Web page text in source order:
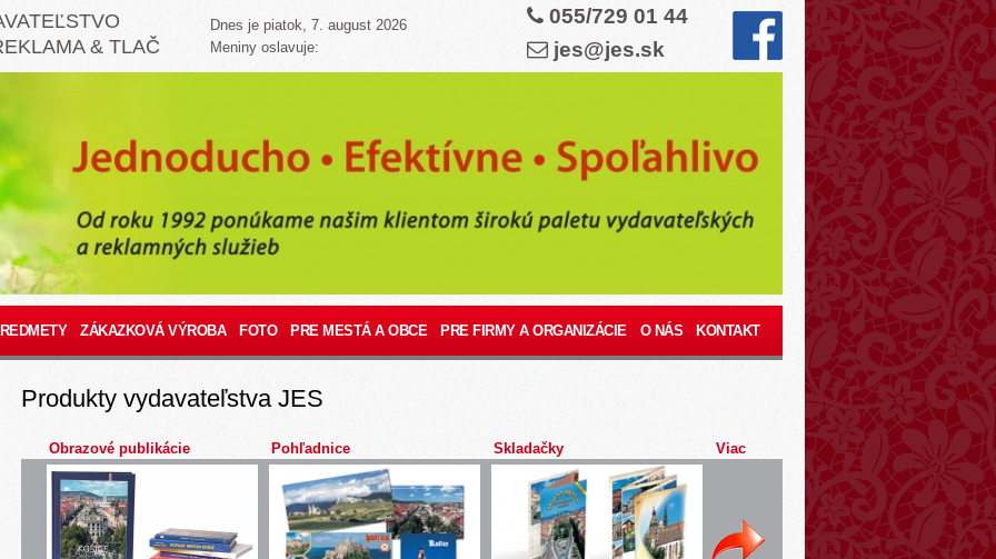
& TLAČ
Dnes je piatok, 7. august 2026
Meniny oslavuje:
055/729 01 44
jes@jes.sk
ZÁKAZKOVÁ VÝROBA FOTO PRE MESTÁ A OBCE PRE FIRMY A ORGANIZÁCIE O NÁS KONTAKT
Produkty vydavateľstva JES
Obrazové publikácie Pohľadnice Skladačky Viac